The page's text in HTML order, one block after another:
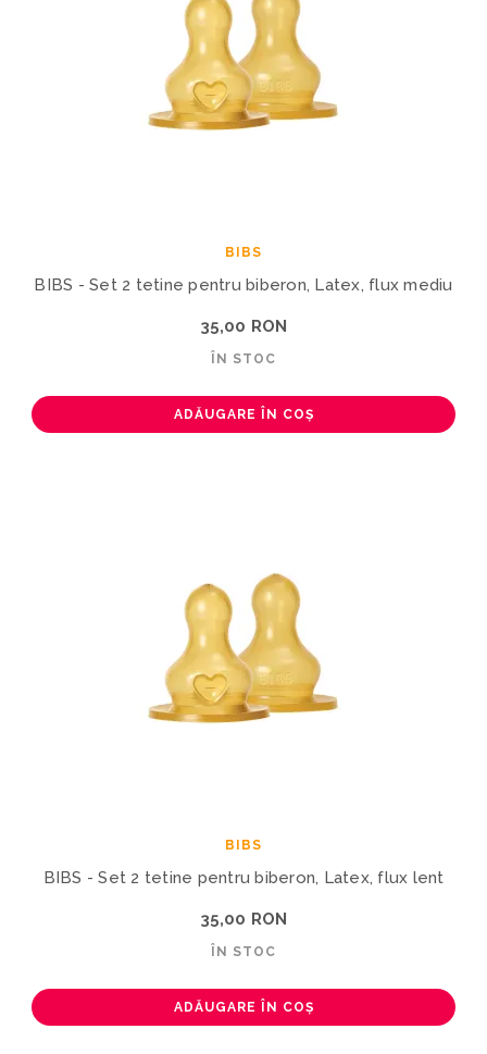
BIBS
BIBS - Set 2 tetine pentru biberon, Latex, flux mediu
35,00 RON
ÎN STOC
ADĂUGARE ÎN COȘ
BIBS
BIBS - Set 2 tetine pentru biberon, Latex, flux lent
35,00 RON
ÎN STOC
ADĂUGARE ÎN COȘ